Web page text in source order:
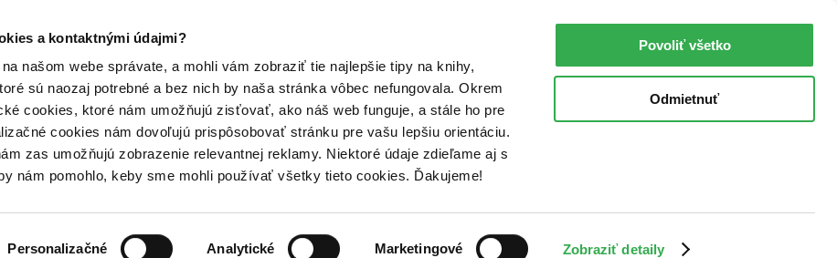
a kontaktnými údajmi?
našom webe správate, a mohli vám zobraziť tie najlepšie tipy na knihy,
sú naozaj potrebné a bez nich by naša stránka vôbec nefungovala. Okrem
cookies, ktoré nám umožňujú zisťovať, ako náš web funguje, a stále ho pre
cookies nám dovoľujú prispôsobovať stránku pre vašu lepšiu orientáciu.
zas umožňujú zobrazenie relevantnej reklamy. Niektoré údaje zdieľame aj s
nám pomohlo, keby sme mohli používať všetky tieto cookies. Ďakujeme!
Personalizačné Analytické Marketingové Zobraziť detaily
Povoliť všetko
Odmietnuť